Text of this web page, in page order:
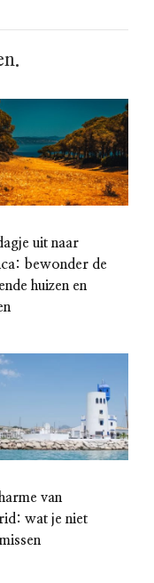
uit naar
bewonder de
huizen en
van
wat je niet